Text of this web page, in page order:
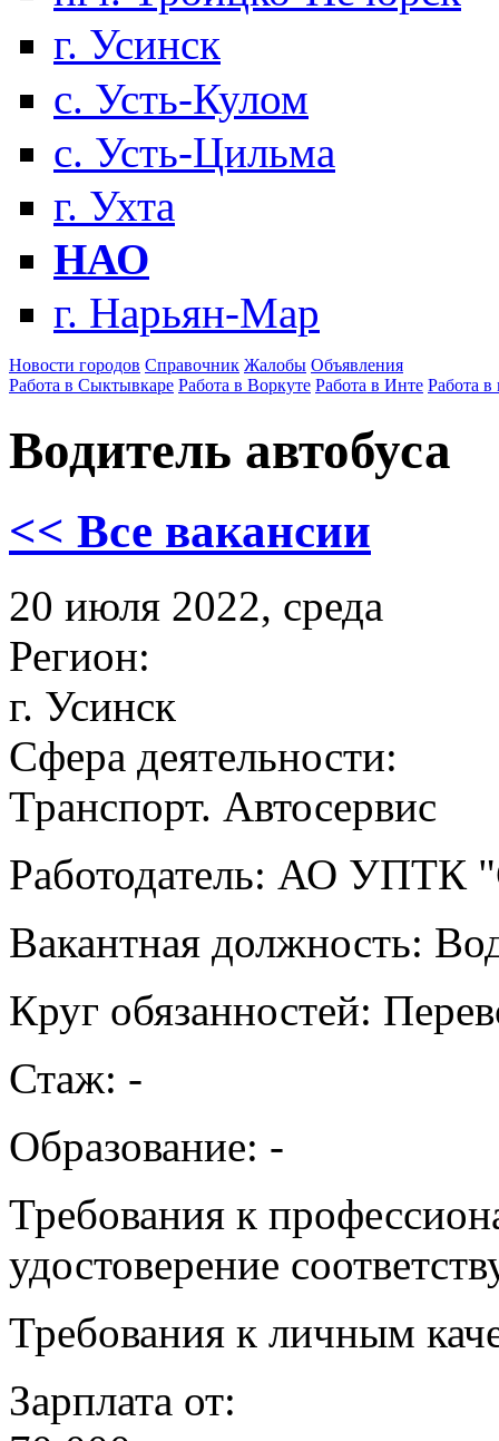
г. Усинск
с. Усть-Кулом
с. Усть-Цильма
г. Ухта
НАО
г. Нарьян-Мар
Новости городов Справочник Жалобы Объявления
Работа в Сыктывкаре Работа в Воркуте Работа в Инте Работа в
Водитель автобуса
<< Все вакансии
20 июля 2022, среда
Регион:
г. Усинск
Сфера деятельности:
Транспорт. Автосервис
Работодатель: АО УПТК
Вакантная должность:
Круг обязанностей:
Стаж: -
Образование: -
Требования к
удостоверение
Требования к личным
Зарплата от: